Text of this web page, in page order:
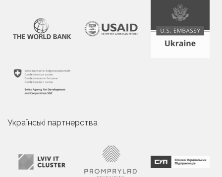
Українські партнерства